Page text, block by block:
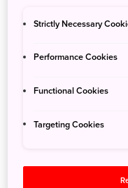
오시는 길
반다이 아사히 국립공원
히 국립공원 크게 3개 권
채로운 하이라이트 명소
어 있습니다.
Strictly Necessary
Performance Cookies
Functional Cookies
Targeting Cookies